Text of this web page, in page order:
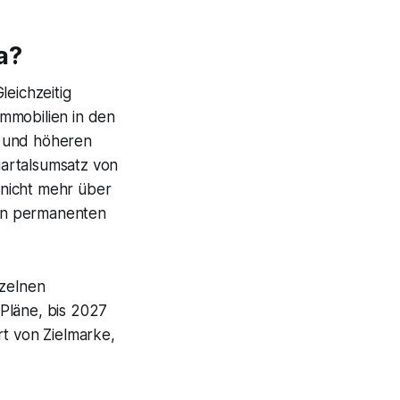
in den
höheren
von
mehr über
permanenten
bis 2027
von Zielmarke,